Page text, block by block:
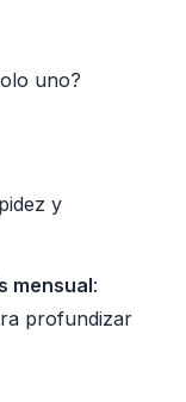
uno?
y
mensual:
profundizar